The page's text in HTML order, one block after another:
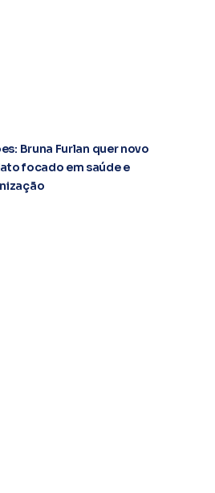
Bruna Furlan quer novo
focado em saúde e